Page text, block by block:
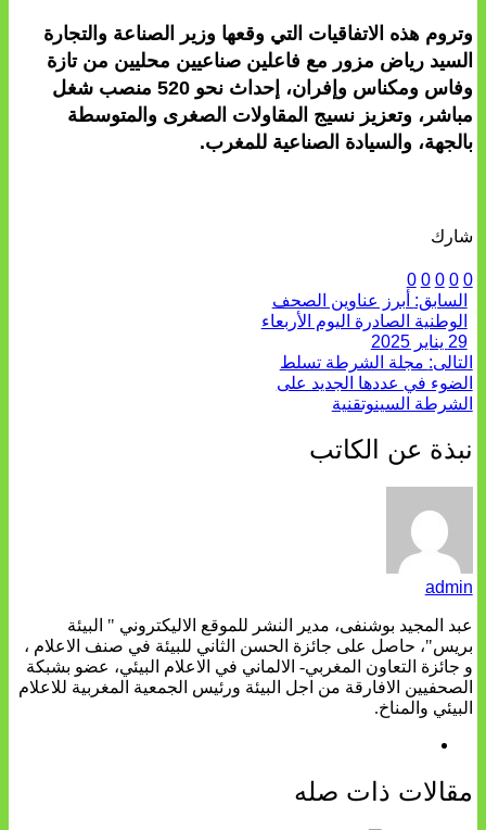
وتروم هذه الاتفاقيات التي وقعها وزير الصناعة والتجارة
السيد رياض مزور مع فاعلين صناعيين محليين من تازة
وفاس ومكناس وإفران، إحداث نحو 520 منصب شغل
مباشر، وتعزيز نسيج المقاولات الصغرى والمتوسطة
بالجهة، والسيادة الصناعية للمغرب.
شارك
0
0
0
0
السابق:أبرز عناوين الصحف
الوطنية الصادرة اليوم الأربعاء
29 يناير 2025
التالى: مجلة الشرطة تسلط
الضوء في عددها الجديد على
الشرطة السينوتقنية
نبذة عن الكاتب
admin
عبد المجيد بوشنفى، مدير النشر للموقع الاليكتروني " البيئة
بريس"، حاصل على جائزة الحسن الثاني للبيئة في صنف الاعلام ،
و جائزة التعاون المغربي- الالماني في الاعلام البيئي، عضو بشبكة
الصحفيين الافارقة من اجل البيئة ورئيس الجمعية المغربية للاعلام
البيئي والمناخ.
مقالات ذات صله